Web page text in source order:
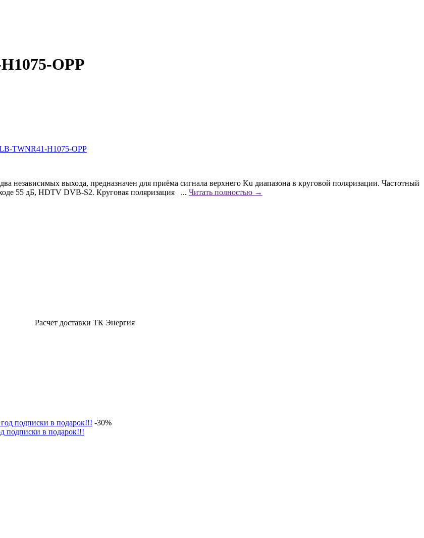
OPP
независимых выхода, предназначен для приёма сигнала верхнего Ku диапазона в круговой поляризации. Частотный
55 дБ, HDTV DVB-S2. Круговая поляризация ... Читать полностью →
Расчет доставки ТК Энергия
-30%
подписки в подарок!!!